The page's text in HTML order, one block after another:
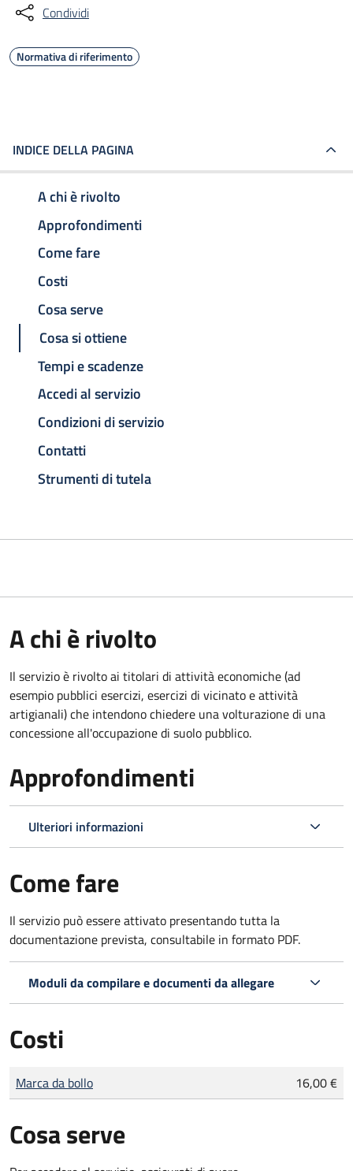
Condividi
Normativa di riferimento
INDICE DELLA PAGINA
A chi è rivolto
Approfondimenti
Come fare
Costi
Cosa serve
Cosa si ottiene
Tempi e scadenze
Accedi al servizio
Condizioni di servizio
Contatti
Strumenti di tutela
A chi è rivolto
Il servizio è rivolto ai titolari di attività economiche (ad
esempio pubblici esercizi, esercizi di vicinato e attività
artigianali) che intendono chiedere una volturazione di una
concessione all'occupazione di suolo pubblico.
Approfondimenti
Ulteriori informazioni
Come fare
Il servizio può essere attivato presentando tutta la
documentazione prevista, consultabile in formato PDF.
Moduli da compilare e documenti da allegare
Costi
Tipo di pagamento
Importo
Marca da bollo 16,00 €
Cosa serve